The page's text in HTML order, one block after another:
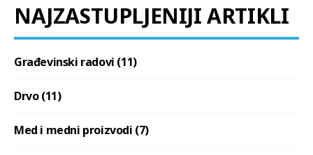
NAJZASTUPLJENIJI ARTIKLI
Građevinski radovi (11)
Drvo (11)
Med i medni proizvodi (7)